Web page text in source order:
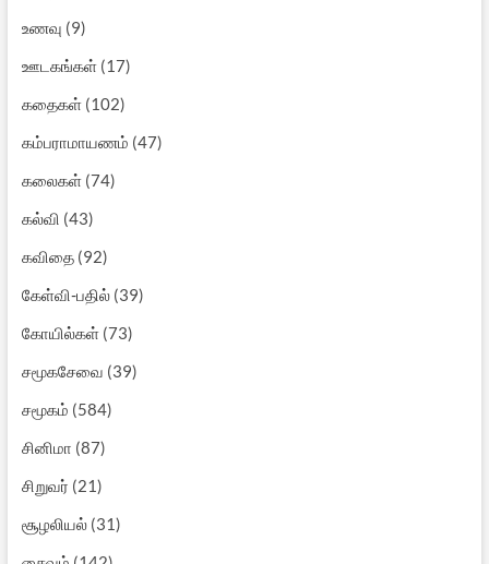
உணவு (9)
ஊடகங்கள்(17)
கதைகள்(102)
கம்பராமாயணம் (47)
கலைகள்(74)
கல்வி (43)
கவிதை(92)
கேள்வி-பதில்(39)
கோயில்கள்(73)
சமூகசேவை (39)
சமூகம் (584)
சினிமா (87)
சிறுவர் (21)
சூழலியல்(31)